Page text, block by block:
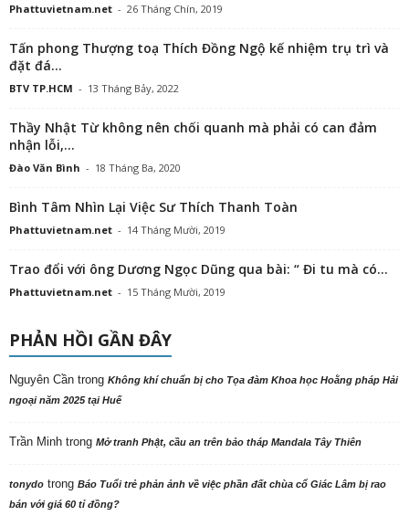
Phattuvietnam.net - 26 Tháng Chín, 2019
Tấn phong Thượng toạ Thích Đồng Ngộ kế nhiệm trụ trì và
đặt đá...
BTV TP.HCM - 13 Tháng Bảy, 2022
Thầy Nhật Từ không nên chối quanh mà phải có can đảm
nhận lỗi,...
Đào Văn Bình - 18 Tháng Ba, 2020
Bình Tâm Nhìn Lại Việc Sư Thích Thanh Toàn
Phattuvietnam.net - 14 Tháng Mười, 2019
Trao đổi với ông Dương Ngọc Dũng qua bài: “ Đi tu mà có...
Phattuvietnam.net - 15 Tháng Mười, 2019
PHẢN HỒI GẦN ĐÂY
Nguyên Cần trong Không khí chuẩn bị cho Tọa đàm Khoa học Hoằng pháp Hải
ngoại năm 2025 tại Huế
Trần Minh trong Mở tranh Phật, cầu an trên bảo tháp Mandala Tây Thiên
tonydo trong Báo Tuổi trẻ phản ảnh về việc phần đất chùa cổ Giác Lâm bị rao
bán với giá 60 tỉ đồng?